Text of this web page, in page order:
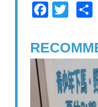
F
c
e
b
tt
er